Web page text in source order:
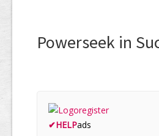
Powerseek in
✔HELPads